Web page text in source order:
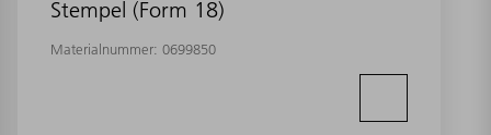
Stempel (Form 18)
Materialnummer: 0699850